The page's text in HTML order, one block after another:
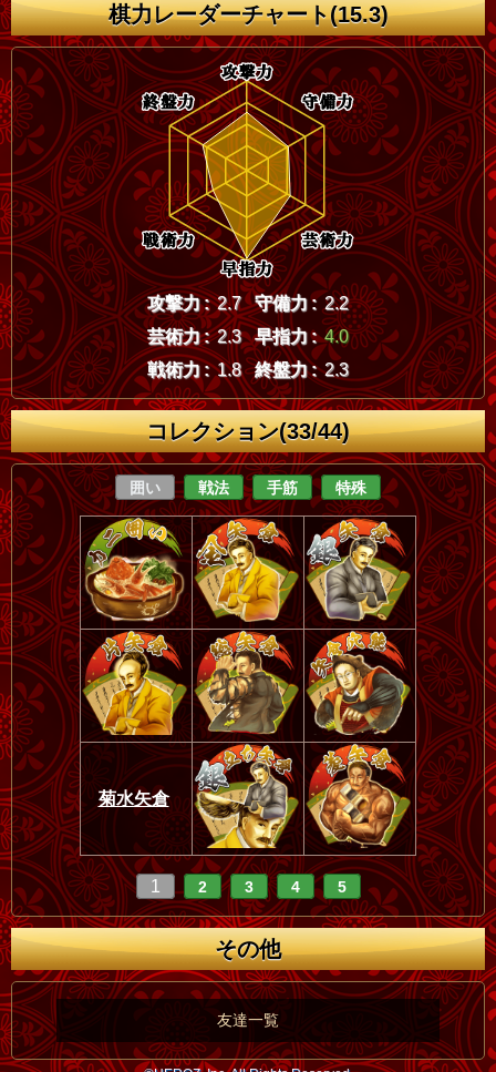
棋力レーダーチャート(15.3)
攻撃力 : 2.7 守備力 : 2.2
芸術力 : 2.3 早指力 : 4.0
戦術力 : 1.8 終盤力 : 2.3
コレクション(33/44)
囲い 戦法 手筋 特殊
菊水矢倉
1 2 3 4 5
その他
友達一覧